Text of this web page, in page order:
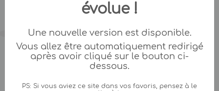
évolue !
Une nouvelle version est disponible.
Vous allez être automatiquement redirigé
après avoir cliqué sur le bouton ci-
dessous.
PS: Si vous aviez ce site dans vos favoris, pensez à le